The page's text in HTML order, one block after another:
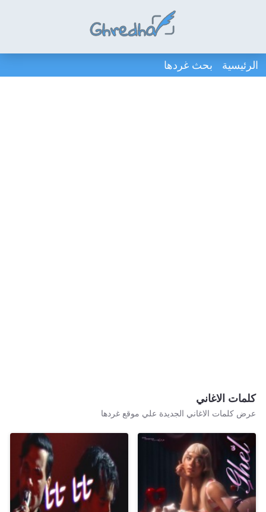
الرئيسية بحث غردها
كلمات الاغاني
عرض كلمات الاغاني الجديدة علي موقع غردها